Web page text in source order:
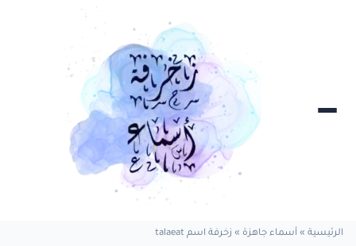
الرئيسية » أسماء جاهزة » زخرفة اسم talaeat